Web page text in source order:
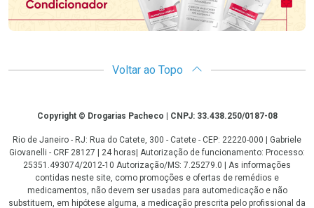
Voltar ao Topo
CopyrightCopyright © Drogarias Pacheco | CNPJ: 33.438.250/0187-08
Rio de Janeiro - RJ: Rua do Catete, 300 - Catete - CEP: 22220-000 | Gabriele
Giovanelli - CRF 28127 | 24 horas| Autorização de funcionamento: Processo:
25351.493074/2012-10 Autorização/MS: 7.25279.0 | As informações
contidas neste site, como promoções e ofertas de remédios e
medicamentos, não devem ser usadas para automedicação e não
substituem, em hipótese alguma, a medicação prescrita pelo profissional da